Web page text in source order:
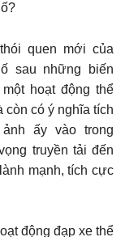
quen mới của
sau những biến
hoạt động thể
còn có ý nghĩa tích
ấy vào trong
truyền tải đến
mạnh, tích cực
động đạp xe thể